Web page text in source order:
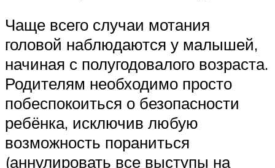
Чаще всего случаи мотания
головой наблюдаются у малышей,
начиная с полугодовалого возраста.
Родителям необходимо просто
побеспокоиться о безопасности
ребёнка, исключив любую
возможность пораниться
(аннулировать все выступы на